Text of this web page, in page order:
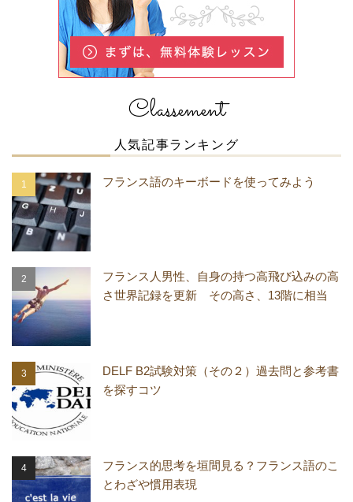
Classement
人気記事ランキング
フランス語のキーボードを使ってみよう
フランス人男性、自身の持つ高飛び込みの高
さ世界記録を更新 その高さ、13階に相当
DELF B2試験対策（その２）過去問と参考書
を探すコツ
フランス的思考を垣間見る？フランス語のこ
とわざや慣用表現